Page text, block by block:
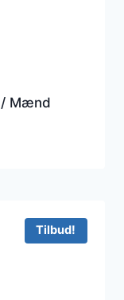
/ Mænd
Tilbud!